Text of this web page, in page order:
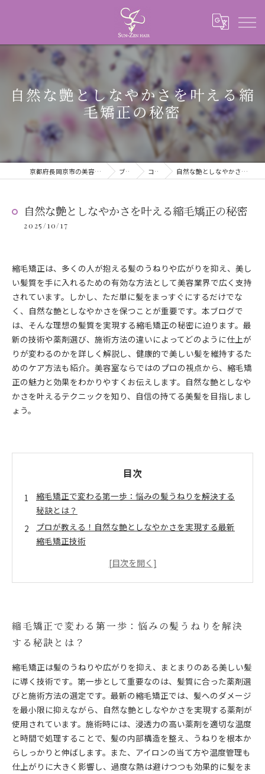
自然な艶としなやかさを叶える縮
毛矯正の秘密
京都府長岡京市の美容室ならSUN-ZEN HAIR ブログ コラム 自然な艶としなやかさを叶える縮毛矯正の秘密
自然な艶としなやかさを叶える縮毛矯正の秘密
2025/10/17
縮毛矯正は、多くの人が抱える髪のうねりや広がりを抑え、美し
い髪質を手に入れるための有効な方法として美容業界で広く支持
されています。しかし、ただ単に髪をまっすぐにするだけでな
く、自然な艶としなやかさを保つことが重要です。本ブログで
は、そんな理想の髪質を実現する縮毛矯正の秘密に迫ります。最
新の技術や薬剤選び、施術方法の違いによってどのように仕上が
りが変わるのかを詳しく解説し、健康的で美しい髪を維持するた
めのケア方法も紹介。美容室ならではのプロの視点から、縮毛矯
正の魅力と効果をわかりやすくお伝えします。自然な艶としなや
かさを叶えるテクニックを知り、自信の持てる美髪を目指しまし
ょう。
目次
縮毛矯正で変わる第一歩：悩みの髪うねりを解決する
秘訣とは？
プロが教える！自然な艶としなやかさを実現する最新
縮毛矯正技術
薬剤選びで差が出る？美髪を叶える縮毛矯正の秘密と
法
縮毛矯正で叶える自信の美髪：美容師が伝える本当の
魅力
まとめ：自然な艶としなやかさを手に入れるための縮
毛矯正のすべて
縮毛矯正で変わる第一歩：悩みの髪うねりを解決
する秘訣とは？
縮毛矯正は髪のうねりや広がりを抑え、まとまりのある美しい髪
に導く技術です。第一歩として重要なのは、髪質に合った薬剤選
びと施術方法の選定です。最新の縮毛矯正では、髪へのダメージ
を最小限に抑えながら、自然な艶としなやかさを実現する薬剤が
使用されています。施術時には、浸透力の高い薬剤を適切な温度
と時間で処理することで、髪の内部構造を整え、うねりを根本か
らしっかりと伸ばします。また、アイロンの当て方や温度管理も
仕上がりに大きく影響し、過度な熱は避けつつも効果的に髪をま